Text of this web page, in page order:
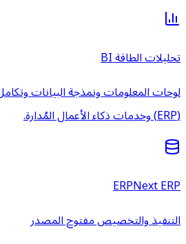
تحليلات الطاقة BI
لوحات المعلومات ونمذجة البيانات
(ERP) وخدمات ذكاء الأعمال المُدارة.
ERPNext ERP
التنفيذ والتخصيص مفتوح المصدر